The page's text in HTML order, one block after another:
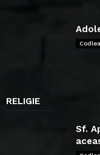
Codlea
RELIGIE
Sf.